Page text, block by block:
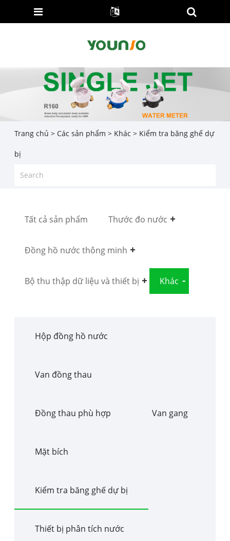
Trang chủ > Các sản phẩm > Khác > Kiểm tra băng ghế dự
bị
Tất cả sản phẩm Thước đo nước
Đồng hồ nước thông minh
Bộ thu thập dữ liệu và thiết bị Khác
Hộp đồng hồ nước
Van đồng thau
Đồng thau phù hợp Van gang
Mặt bích
Kiểm tra băng ghế dự bị
Thiết bị phân tích nước